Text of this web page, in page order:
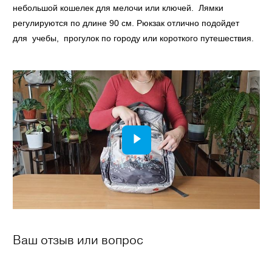
небольшой кошелек для мелочи или ключей. Лямки
регулируются по длине 90 см. Рюкзак отлично подойдет
для учебы, прогулок по городу или короткого путешествия.
Ваш отзыв или вопрос